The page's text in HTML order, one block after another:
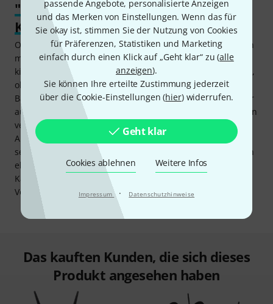
passende Angebote, personalisierte Anzeigen
und das Merken von Einstellungen. Wenn das für
Sie okay ist, stimmen Sie der Nutzung von Cookies
für Präferenzen, Statistiken und Marketing
einfach durch einen Klick auf „Geht klar“ zu (alle
anzeigen).
Sie können Ihre erteilte Zustimmung jederzeit
über die Cookie-Einstellungen (hier) widerrufen.
Geht klar
Cookies ablehnen Weitere Infos
Impressum · Datenschutzhinweise
"Einmal Vocal-Sound mit alles ohne
Kabelsalat, bitte!"
Ob im Proberaum oder auf der Bühne: Bandsänger können
mit dem Funkmikrofon-Set the t.bone free solo HT 1.8 GHz
kinderleicht lästiges Kabelwirrwarr loswerden. Völlig gleich,
ob in der Hand des Frontsängers oder im Stativ für die
Backing-Vocals, hier heißt es auspacken und loslegen. Aber
auch Solisten wie Alleinunterhaltern oder Hochzeitssängern
verhilft das the t.bone free solo HT 1.8 GHz mit wenig
Aufwand zu mehr Bewegungsfreiheit. Und
selbstverständlich können Moderatoren und Präsentatoren
ebenso mit diesem Funkset weite Wege ganz ohne
Kabelsalat gehen und erhalten dennoch zuverlässig ihren
Vocal-Sound.
Das kauften Kunden, die sich dieses
Produkt angesehen haben